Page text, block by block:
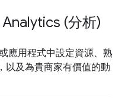
(分析)
應用程式中設定資源、熟
以及為貴商家有價值的動